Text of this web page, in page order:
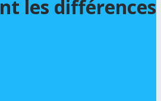
les différences